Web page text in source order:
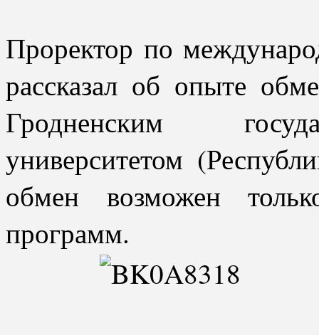
Проректор по
рассказал об опыте
Гродненским
университетом
обмен возможен
программ.